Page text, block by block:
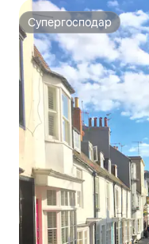
Супергосподар
Супергосподар